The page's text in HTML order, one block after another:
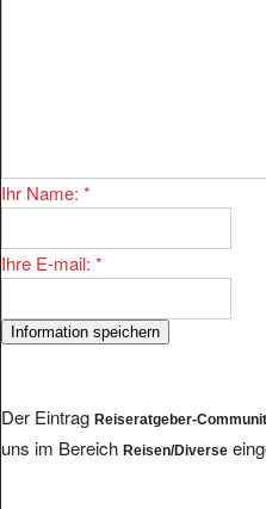
Ihr Name: *
Ihre E-mail: *
Der Eintrag Reiseratgeber-
uns im Bereich Reisen/Diverse